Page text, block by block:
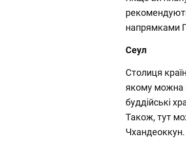
напрямками
Сеул
Столиця
якому можна
буддійські
Також, тут
Чхандеоккун.